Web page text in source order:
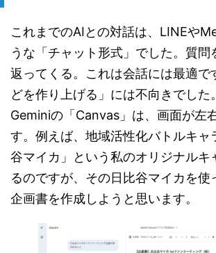
これまでのAIとの対話は、LINEや
うな「チャット形式」でした。質問
返ってくる。これは会話には最適で
どを作り上げる」には不向きでした。
Geminiの「Canvas」は、画面が左
す。例えば、地域活性化バトルキャ
谷マイカ」という私のオリジナルキ
るのですが、その日比谷マイカを使
企画書を作成しようと思います。